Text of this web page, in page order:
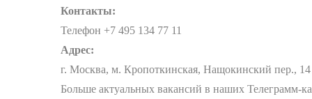
Контакты:
Телефон +7 495 134 77 11
Адрес:
г. Москва, м. Кропоткинская, Нащокинский пер., 14
Больше актуальных вакансий в наших Телеграмм-